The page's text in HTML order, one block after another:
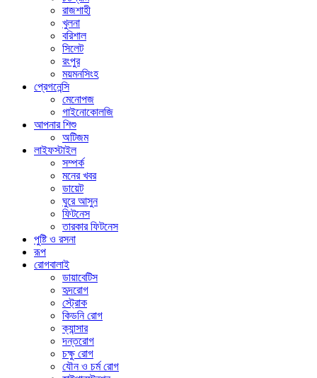
রাজশাহী
খুলনা
বরিশাল
সিলেট
রংপুর
ময়মনসিংহ
প্রেগনেন্সি
মেনোপজ
গাইনোকোলজি
আপনার শিশু
অটিজম
লাইফস্টাইল
সম্পর্ক
মনের খবর
ডায়েট
ঘুরে আসুন
ফিটনেস
তারকার ফিটনেস
পুষ্টি ও রসনা
রূপ
রোগবালাই
ডায়াবেটিস
হৃদরোগ
স্ট্রোক
কিডনি রোগ
ক্যান্সার
দন্তরোগ
চক্ষু রোগ
যৌন ও চর্ম রোগ